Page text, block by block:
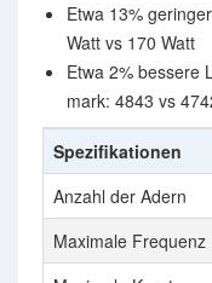
Etwa 13%
Watt vs 170 Watt
Etwa 2% bessere
mark: 4843 vs
Spezifikationen
Anzahl der Adern
Maximale Frequenz